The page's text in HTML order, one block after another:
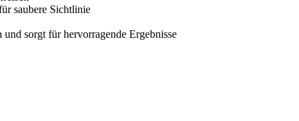
saubere Sichtlinie
sorgt für hervorragende Ergebnisse